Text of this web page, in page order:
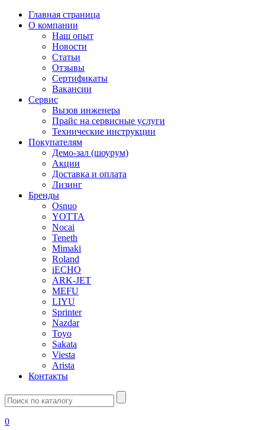
Главная страница
О компании
Наш опыт
Новости
Статьи
Отзывы
Сертификаты
Вакансии
Сервис
Вызов инженера
Прайс на сервисные услуги
Технические инструкции
Покупателям
Демо-зал (шоурум)
Акции
Доставка и оплата
Лизинг
Бренды
Osnuo
YOTTA
Nocai
Teneth
Mimaki
Roland
iECHO
ARK-JET
MEFU
LIYU
Sprinter
Nazdar
Toyo
Sakata
Viesta
Arista
Контакты
Введите
запрос
0